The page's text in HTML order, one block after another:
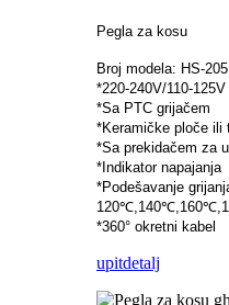
Pegla za kosu
Broj modela: HS-205
*220-240V/110-
*Sa PTC grijačem
*Keramičke ploče ili
*Sa prekidačem za
*Indikator napajanja
*Podešavanje
*360° okretni kabel
upitdetalj